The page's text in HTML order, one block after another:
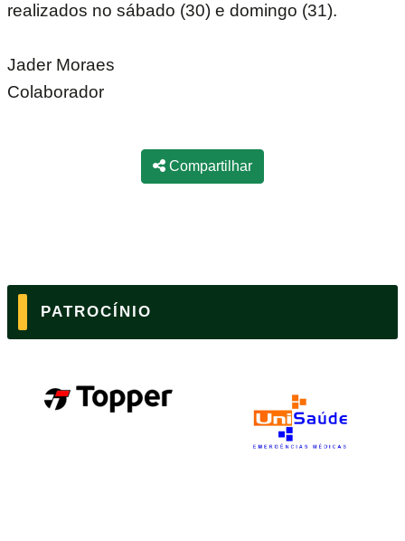
realizados no sábado (30) e domingo (31).
Jader Moraes
Colaborador
Compartilhar
PATROCÍNIO